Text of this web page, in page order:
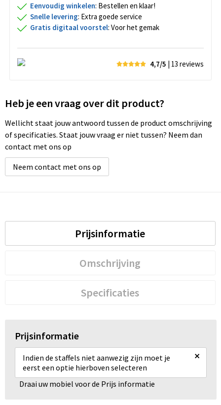
Eenvoudig winkelen: Bestellen en klaar!
Snelle levering: Extra goede service
Gratis digitaal voorstel: Voor het gemak
4,7/5 | 13 reviews
Heb je een vraag over dit product?
Wellicht staat jouw antwoord tussen de product omschrijving
of specificaties. Staat jouw vraag er niet tussen? Neem dan
contact met ons op
Neem contact met ons op
Prijsinformatie
Omschrijving
Specificaties
Prijsinformatie
Indien de staffels niet aanwezig zijn moet je
eerst een optie hierboven selecteren
×
Draai uw mobiel voor de Prijs informatie